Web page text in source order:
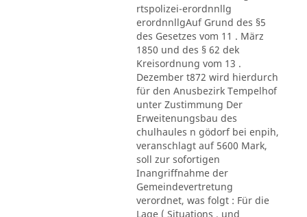
rtspolizei-erordnnllg
erordnnllgAuf Grund des §5
des Gesetzes vom 11 . März
1850 und des § 62 dek
Kreisordnung vom 13 .
Dezember t872 wird hierdurch
für den Anusbezirk Tempelhof
unter Zustimmung Der
Erweitenungsbau des
chulhaules n gödorf bei enpih,
veranschlagt auf 5600 Mark,
soll zur sofortigen
Inangriffnahme der
Gemeindevertretung
verordnet, was folgt : Für die
Lage ( Situations . und